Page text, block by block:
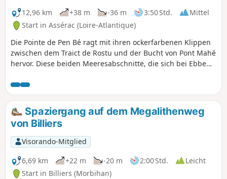
12,96 km
+38 m -36 m 3:50 Std.
Mittel
Start in Assérac (Loire-Atlantique)
Die Pointe de Pen Bé ragt mit ihren ockerfarbenen Klippen
zwischen dem Traict de Rostu und der Bucht von Pont Mahé
hervor. Diese beiden Meeresabschnitte, die sich bei Ebbe
salzhaltig, der andere Süßwasser –, die sich hinter den
Küstenstreifen fortsetzen. Der Rundweg, der diese beiden
Gebiete miteinander verbindet, bietet einen schönen
Einblick in diese ländliche Gegend am Meer.
Spaziergang auf dem Megalithenweg
von Billiers
Visorando-Mitglied
6,69 km
+22 m -20 m 2:00 Std.
Leicht
Start in Billiers (Morbihan)